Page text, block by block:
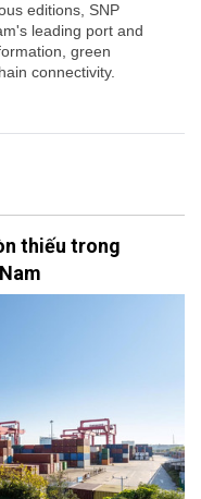
editions, SNP
leading port and
green
connectivity.
thiếu trong